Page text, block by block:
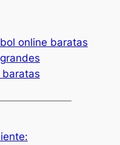
online baratas
baratas